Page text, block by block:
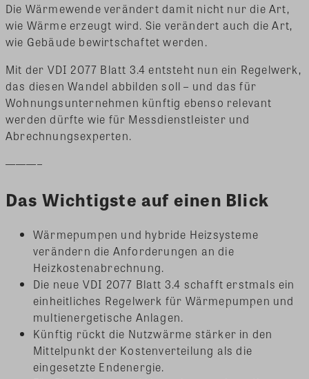
Die Wärmewende verändert damit nicht nur die Art,
wie Wärme erzeugt wird. Sie verändert auch die Art,
wie Gebäude bewirtschaftet werden.
Mit der VDI 2077 Blatt 3.4 entsteht nun ein Regelwerk,
das diesen Wandel abbilden soll – und das für
Wohnungsunternehmen künftig ebenso relevant
werden dürfte wie für Messdienstleister und
Abrechnungsexperten.
———–
Das Wichtigste auf einen Blick
Wärmepumpen und hybride Heizsysteme
verändern die Anforderungen an die
Heizkostenabrechnung.
Die neue VDI 2077 Blatt 3.4 schafft erstmals ein
einheitliches Regelwerk für Wärmepumpen und
multienergetische Anlagen.
Künftig rückt die Nutzwärme stärker in den
Mittelpunkt der Kostenverteilung als die
eingesetzte Endenergie.